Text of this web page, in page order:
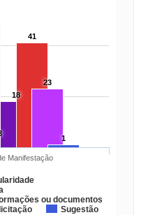
18
41
23
1
ou documentos
Sugestão
Manifestação